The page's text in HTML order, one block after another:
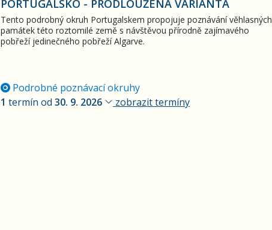
PORTUGALSKO - PRODLOUŽENÁ VARIANTA
Tento podrobný okruh Portugalskem propojuje poznávání věhlasných
památek této roztomilé země s návštěvou přírodně zajímavého
pobřeží jedinečného pobřeží Algarve.
Podrobné poznávací okruhy
1 termín od 30. 9. 2026 zobrazit termíny